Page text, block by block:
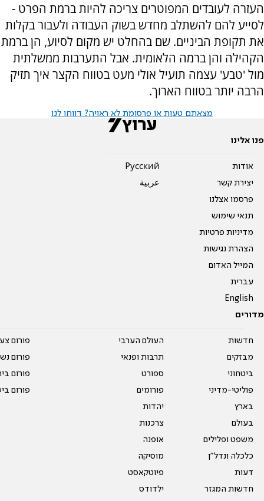
העזרה לעובדים המפוטרים צריכה להיות ברמת הפרט -
לסייע להם להשתלב מחדש בשוק העבודה ולעבור בקלות
את תקופת הביניים. שם בהחלט יש מקום לסיוע, הן ברמת
הקהילה והן ברמה הלאומית. אבל התערבות ממשלתית
מול 'טבע' עצמה תועיל אולי מעט בטווח הקצר איך תזיק
הרבה יותר בטווח הארוך.
מצאתם טעות או פרסומת לא ראויה? דווחו לנו
פנו אלינו
אודות
יצירת קשר
פרסמו אצלנו
תנאי שימוש
מדיניות פרטיות
הצהרת נגישות
המייל האדום
עברית
English
Pусский
عربية
מדורים
חדשות
מבזקים
ביטחוני
פוליטי-מדיני
בארץ
בעולם
משפט ופלילים
כלכלה ונדל"ן
דעות
חדשות המגזר
העולם הערבי
תרבות ופנאי
ספורט
פורומים
יהדות
צרכנות
אופנה
מוסיקה
פיוטקאסט
ילדודס
פורום
פורום
פורום
פורום